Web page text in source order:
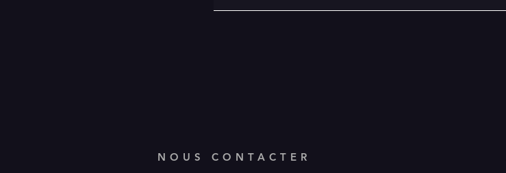
NOUS CONTACTER